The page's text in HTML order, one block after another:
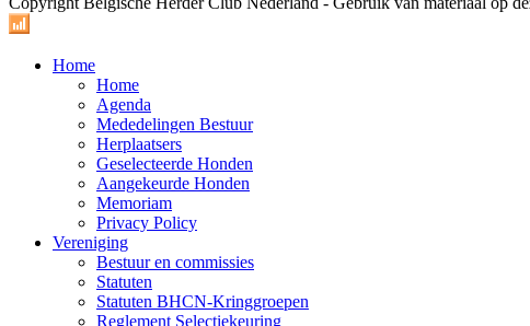
Home
Home
Agenda
Mededelingen Bestuur
Herplaatsers
Geselecteerde Honden
Aangekeurde Honden
Memoriam
Privacy Policy
Vereniging
Bestuur en commissies
Statuten
Statuten BHCN-Kringgroepen
Reglement Selectiekeuring